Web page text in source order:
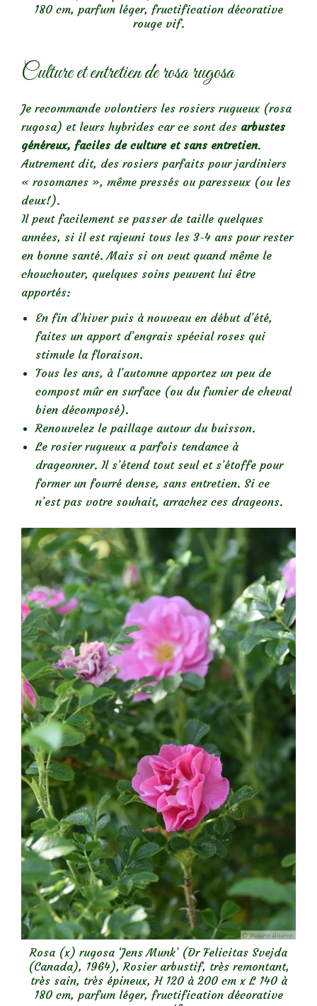
180 cm, parfum léger, fructification décorative
rouge vif.
Culture et entretien de rosa rugosa
Je recommande volontiers les rosiers rugueux (rosa
rugosa) et leurs hybrides car ce sont des arbustes
généreux, faciles de culture et sans entretien.
Autrement dit, des rosiers parfaits pour jardiniers
« rosomanes », même pressés ou paresseux (ou les
deux!).
Il peut facilement se passer de taille quelques
années, si il est rajeuni tous les 3-4 ans pour rester
en bonne santé. Mais si on veut quand même le
chouchouter, quelques soins peuvent lui être
apportés:
En fin d’hiver puis à nouveau en début d’été,
faites un apport d’engrais spécial roses qui
stimule la floraison.
Tous les ans, à l’automne apportez un peu de
compost mûr en surface (ou du fumier de cheval
bien décomposé).
Renouvelez le paillage autour du buisson.
Le rosier rugueux a parfois tendance à
drageonner. Il s’étend tout seul et s’étoffe pour
former un fourré dense, sans entretien. Si ce
n’est pas votre souhait, arrachez ces drageons.
Rosa (x) rugosa ‘Jens Munk’ (Dr Felicitas Svejda
(Canada), 1964), Rosier arbustif, très remontant,
très sain, très épineux, H 120 à 200 cm x L 140 à
180 cm, parfum léger, fructification décorative